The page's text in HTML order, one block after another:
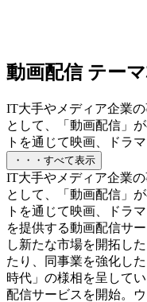
動画配信 テー
IT大手やメディア企業
として、「動画配信」
トを通じて映画、ドラ
・・・すべて表示
IT大手やメディア企業
として、「動画配信」
トを通じて映画、ドラ
を提供する動画配信サ
し新たな市場を開拓し
たり、同事業を強化し
時代」の様相を呈して
配信サービスを開始。